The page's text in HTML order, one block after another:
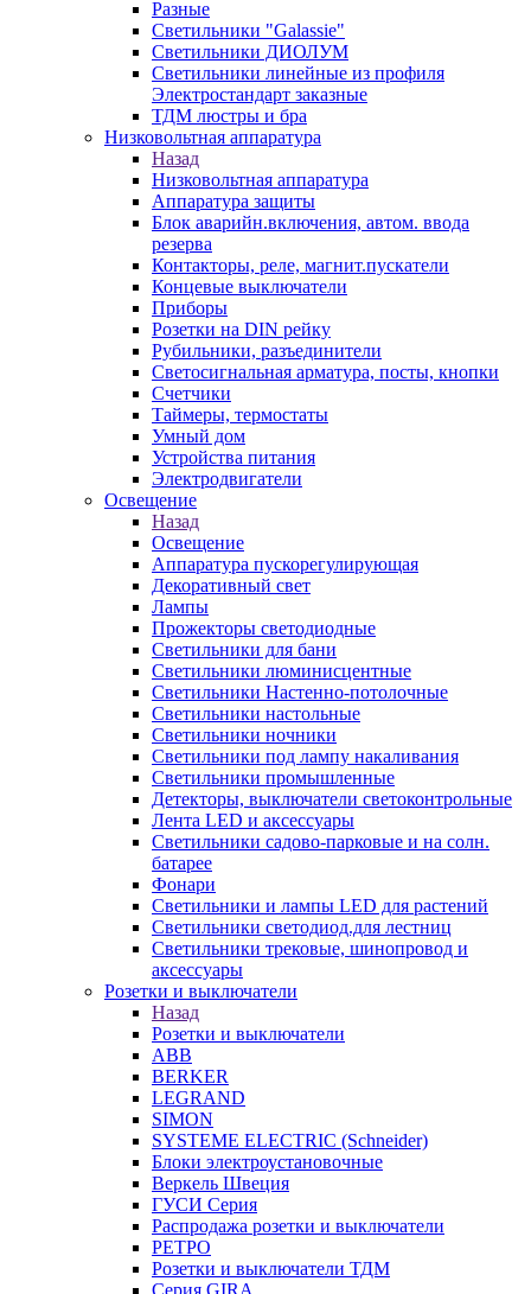
Разные
Светильники "Galassie"
Светильники ДИОЛУМ
Светильники линейные из профиля
Электростандарт заказные
ТДМ люстры и бра
Низковольтная аппаратура
Назад
Низковольтная аппаратура
Аппаратура защиты
Блок аварийн.включения, автом. ввода
резерва
Контакторы, реле, магнит.пускатели
Концевые выключатели
Приборы
Розетки на DIN рейку
Рубильники, разъединители
Светосигнальная арматура, посты, кнопки
Счетчики
Таймеры, термостаты
Умный дом
Устройства питания
Электродвигатели
Освещение
Назад
Освещение
Аппаратура пускорегулирующая
Декоративный свет
Лампы
Прожекторы светодиодные
Светильники для бани
Светильники люминисцентные
Светильники Настенно-потолочные
Светильники настольные
Светильники ночники
Светильники под лампу накаливания
Светильники промышленные
Детекторы, выключатели светоконтрольные
Лента LED и аксессуары
Светильники садово-парковые и на солн.
батарее
Фонари
Светильники и лампы LED для растений
Светильники светодиод.для лестниц
Светильники трековые, шинопровод и
аксессуары
Розетки и выключатели
Назад
Розетки и выключатели
ABB
BERKER
LEGRAND
SIMON
SYSTEME ELECTRIC (Schneider)
Блоки электроустановочные
Веркель Швеция
ГУСИ Серия
Распродажа розетки и выключатели
РЕТРО
Розетки и выключатели ТДМ